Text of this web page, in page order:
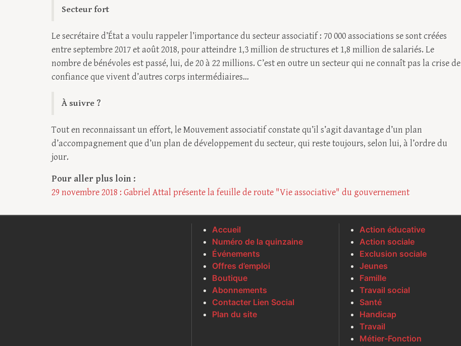
Secteur fort
Le secrétaire d’État a voulu rappeler l’importance du secteur associatif : 70 000 associations se sont créées
entre septembre 2017 et août 2018, pour atteindre 1,3 million de structures et 1,8 million de salariés. Le
nombre de bénévoles est passé, lui, de 20 à 22 millions. C’est en outre un secteur qui ne connaît pas la crise de
confiance que vivent d’autres corps intermédiaires…
À suivre ?
Tout en reconnaissant un effort, le Mouvement associatif constate qu’il s’agit davantage d’un plan
d’accompagnement que d’un plan de développement du secteur, qui reste toujours, selon lui, à l’ordre du
jour.
Pour aller plus loin :
29 novembre 2018 : Gabriel Attal présente la feuille de route "Vie associative" du gouvernement
Accueil
Numéro de la quinzaine
Événements
Offres d’emploi
Boutique
Abonnements
Contacter Lien Social
Plan du site
Action éducative
Action sociale
Exclusion sociale
Jeunes
Famille
Travail social
Santé
Handicap
Travail
Métier-Fonction